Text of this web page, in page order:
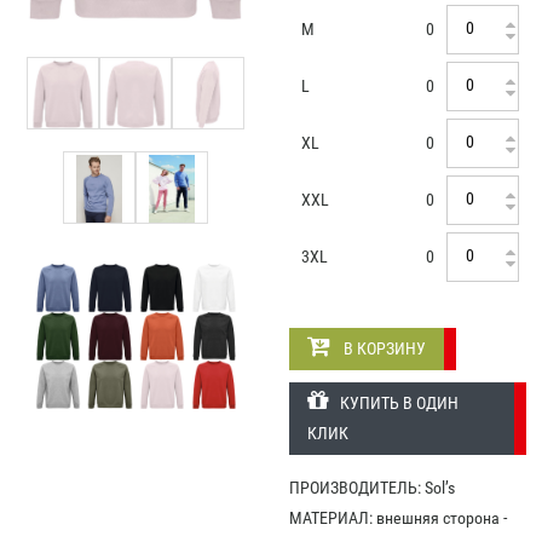
M 0
L 0
XL 0
XXL 0
3XL 0
В КОРЗИНУ
КУПИТЬ В ОДИН
КЛИК
ПРОИЗВОДИТЕЛЬ: Sol’s
МАТЕРИАЛ: внешняя сторона -